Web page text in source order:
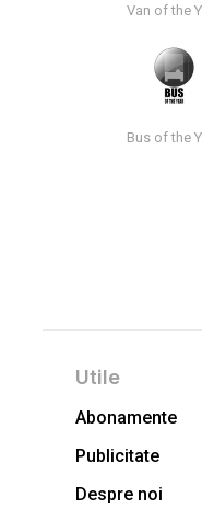
Van of the
Bus of the
Utile
Abonamente
Publicitate
Despre noi